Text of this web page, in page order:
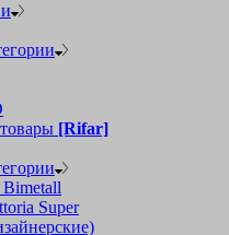
[Rifar]
Super